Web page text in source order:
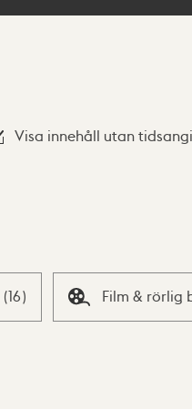
Visa innehåll utan
(16) Film & rörlig